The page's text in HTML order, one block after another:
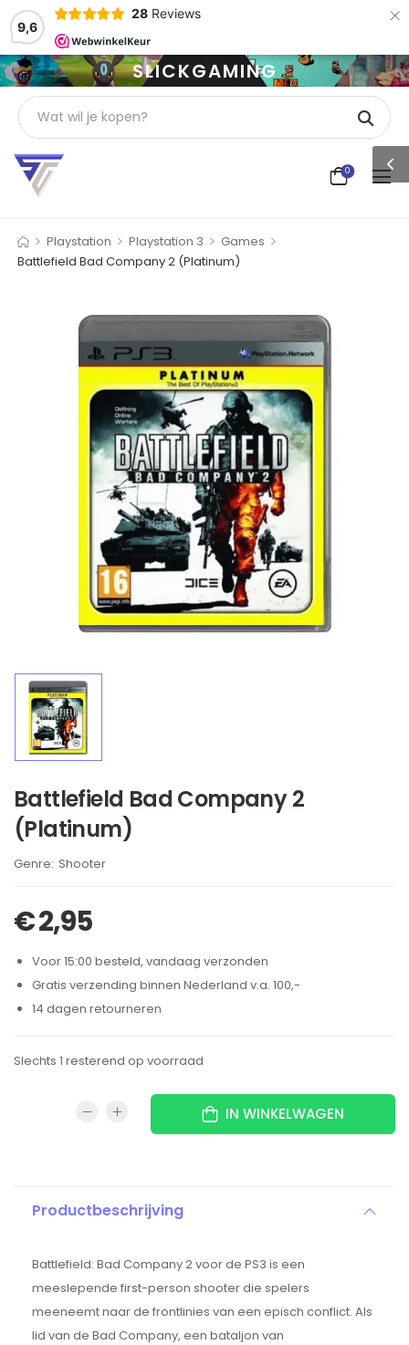
9,6
28 Reviews ×
SLICKGAMING
0
> Playstation > Playstation 3 > Games >
Battlefield Bad Company 2 (Platinum)
Battlefield Bad Company 2
(Platinum)
Brand:
Shooter
€2,95
Voor 15:00 besteld, vandaag verzonden
Gratis verzending binnen Nederland v.a. 100,-
14 dagen retourneren
Slechts 1 resterend op voorraad
IN WINKELWAGEN
Productbeschrijving
Battlefield: Bad Company 2 voor de PS3 is een
meeslepende first-person shooter die spelers
meeneemt naar de frontlinies van een episch conflict. Als
lid van de Bad Company, een bataljon van